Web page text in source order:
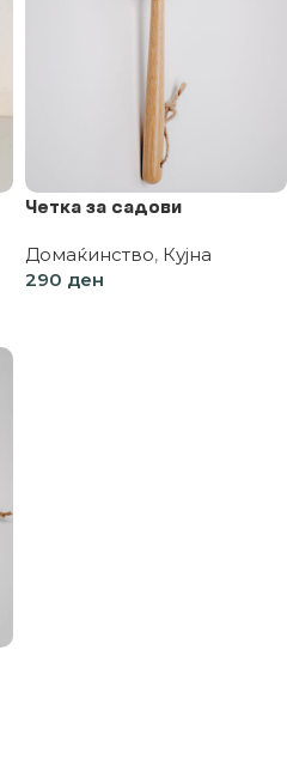
Четка за садови
Домаќинство, Кујна
290 ден